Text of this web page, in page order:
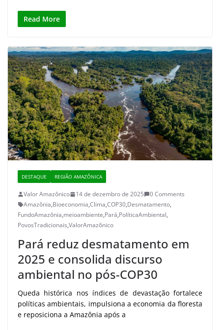
Read More
DESTAQUE REGIÃO AMAZÔNICA
Valor Amazônico 14 de dezembro de 2025
0 Comments
Amazônia,Bioeconomia,Clima,COP30,Desmatamento,
FundoAmazônia,meioambiente,Pará,PolíticaAmbiental,
PovosTradicionais,ValorAmazõnico
Pará reduz desmatamento em
2025 e consolida discurso
ambiental no pós-COP30
Queda histórica nos índices de devastação fortalece
políticas ambientais, impulsiona a economia da floresta
e reposiciona a Amazônia após a